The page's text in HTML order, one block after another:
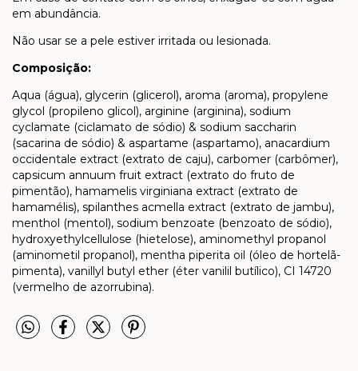
em abundância.
Não usar se a pele estiver irritada ou lesionada.
Composição:
Aqua (água), glycerin (glicerol), aroma (aroma), propylene
glycol (propileno glicol), arginine (arginina), sodium
cyclamate (ciclamato de sódio) & sodium saccharin
(sacarina de sódio) & aspartame (aspartamo), anacardium
occidentale extract (extrato de caju), carbomer (carbômer),
capsicum annuum fruit extract (extrato do fruto de
pimentão), hamamelis virginiana extract (extrato de
hamamélis), spilanthes acmella extract (extrato de jambu),
menthol (mentol), sodium benzoate (benzoato de sódio),
hydroxyethylcellulose (hietelose), aminomethyl propanol
(aminometil propanol), mentha piperita oil (óleo de hortelã-
pimenta), vanillyl butyl ether (éter vanilil butílico), CI 14720
(vermelho de azorrubina).